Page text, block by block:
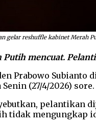
gelar reshuffle kabinet Merah
mencuat.
Prabowo Subianto
(27/4/2026) sore.
pelantikan
tidak mengungkap